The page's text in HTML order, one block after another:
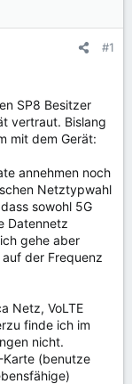
#1
SP8 Besitzer
vertraut. Bislang
mit dem Gerät:
annehmen noch
Netztypwahl
sowohl 5G
Datennetz
gehe aber
der Frequenz
Netz, VoLTE
finde ich im
nicht.
Karte (benutze